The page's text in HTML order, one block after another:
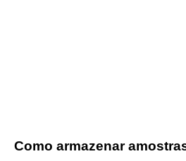
Como armazenar